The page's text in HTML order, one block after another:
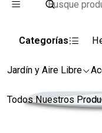
Categorías
Jardín y Aire Libre
Todos Nuestros